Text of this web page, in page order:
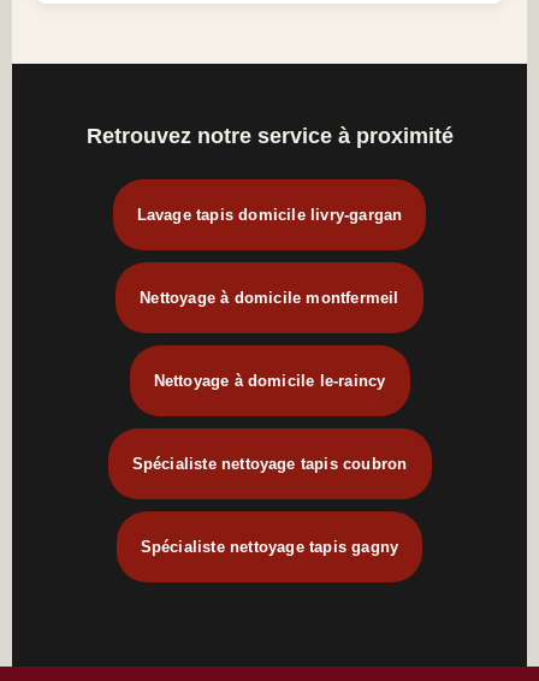
Retrouvez notre service à proximité
Lavage tapis domicile livry-gargan
Nettoyage à domicile montfermeil
Nettoyage à domicile le-raincy
Spécialiste nettoyage tapis coubron
Spécialiste nettoyage tapis gagny